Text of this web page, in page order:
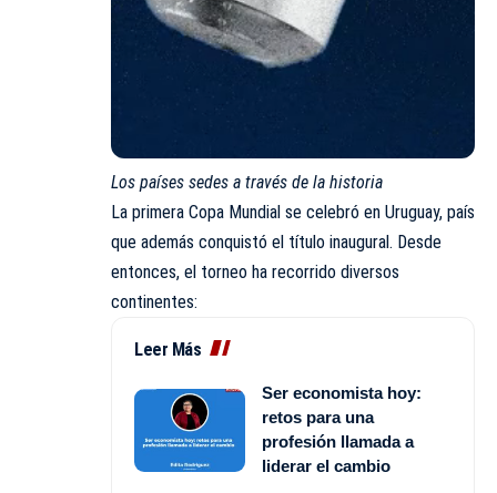
Los países sedes a través de la historia
La primera Copa Mundial se celebró en Uruguay, país
que además conquistó el título inaugural. Desde
entonces, el torneo ha recorrido diversos
continentes:
Leer Más
Ser economista hoy:
retos para una
profesión llamada a
liderar el cambio